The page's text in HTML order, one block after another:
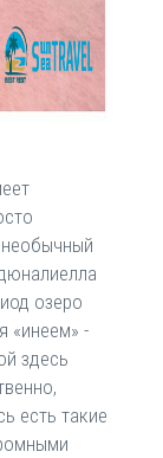
озеро
«инеем» -
здесь
есть такие